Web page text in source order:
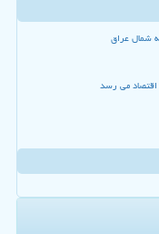
شمال عراق
می رسد